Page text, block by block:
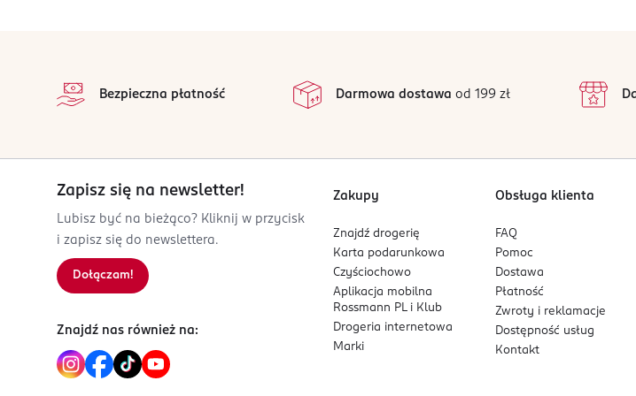
2
1
Bezpieczna płatność Darmowa dostawa od 199 zł
Zapisz się na newsletter!
Lubisz być na bieżąco? Kliknij w przycisk
i zapisz się do newslettera.
Dołączam!
Znajdź nas również na:
Zakupy
Znajdź drogerię
Karta podarunkowa
Czyściochowo
Aplikacja mobilna
Rossmann PL i Klub
Drogeria internetowa
Marki
Obsługa klienta
FAQ
Pomoc
Dostawa
Płatność
Zwroty i reklamacje
Dostępność usług
Kontakt